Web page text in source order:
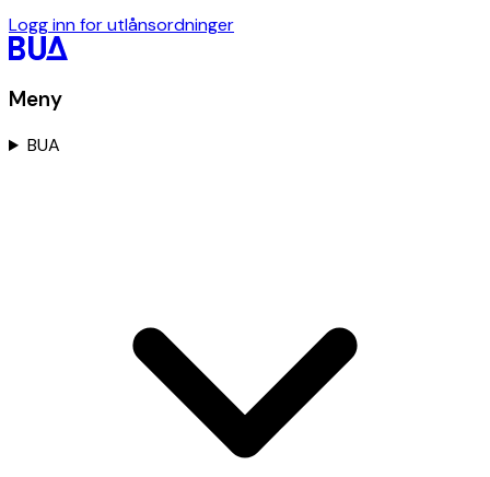
Logg inn for utlånsordninger
Meny
BUA